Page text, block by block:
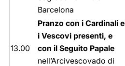
Barcelona
13.00
Pranzo con i Cardinali e
i Vescovi presenti, e
con il Seguito Papale
nell’Arcivescovado di